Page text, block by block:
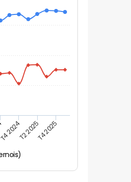
T4 2024T2 2025T4 2025